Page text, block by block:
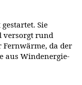
Sie
versorgt rund
da der
aus Windenergie-